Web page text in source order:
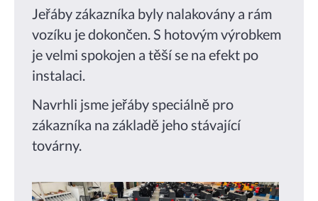
Jeřáby zákazníka byly nalakovány a rám
vozíku je dokončen. S hotovým výrobkem
je velmi spokojen a těší se na efekt po
instalaci.
Navrhli jsme jeřáby speciálně pro
zákazníka na základě jeho stávající
továrny.